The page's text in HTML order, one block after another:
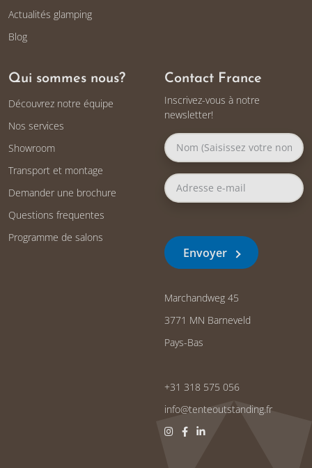
Actualités glamping
Blog
Qui sommes nous?
Découvrez notre équipe
Nos services
Showroom
Transport et montage
Demander une brochure
Questions frequentes
Programme de salons
Contact France
Inscrivez-vous à notre
newsletter!
Envoyer
Marchandweg 45
3771 MN Barneveld
Pays-Bas
+31 318 575 056
info@tenteoutstanding.fr